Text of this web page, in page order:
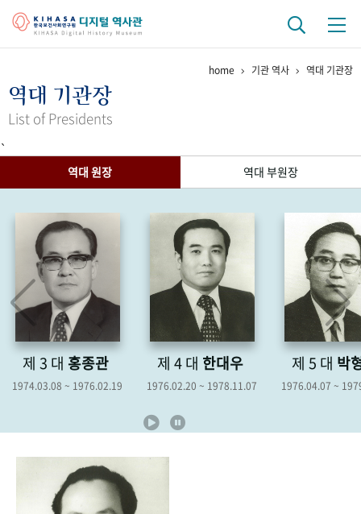
걸어온 길 기관 변천사
연구 역사
정책과 연구 키워드로 보는 연구 역사
연구자들
기록물 아카이브
사진 아카이브 문서 기록물 행정박물 영상 기록물
50+1주년 기념
성과 50선 숫자로 보는 50년 50 +1주년 광장
세계와 함께 한 KIHASA
home 기관 역사 역대 기관장
역대 기관장
List of Presidents
`
역대 원장
역대 부원장
홍종관
~ 1976.02.19
한대우
1976.02.20 ~ 1978.11.07
박형종
1976.04.07 ~ 1979.04.06